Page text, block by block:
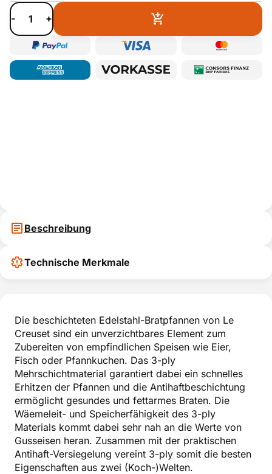
- +
Beschreibung
Technische Merkmale
Die beschichteten Edelstahl-Bratpfannen von Le
Creuset sind ein unverzichtbares Element zum
Zubereiten von empfindlichen Speisen wie Eier,
Fisch oder Pfannkuchen. Das 3-ply
Mehrschichtmaterial garantiert dabei ein schnelles
Erhitzen der Pfannen und die Antihaftbeschichtung
ermöglicht gesundes und fettarmes Braten. Die
Wäemeleit- und Speicherfähigkeit des 3-ply
Materials kommt dabei sehr nah an die Werte von
Gusseisen heran. Zusammen mit der praktischen
Antihaft-Versiegelung vereint 3-ply somit die besten
Eigenschaften aus zwei (Koch-)Welten.